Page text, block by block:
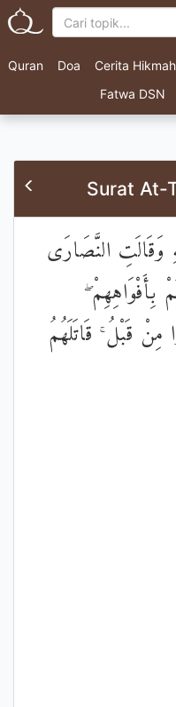
Quran Doa Cerita Hikmah
Fatwa DSN
Surat At-
وَقَالَتِ النَّصَارَى
بِأَفْوَاهِهِمْ
مِنْ قَبْلُ ۚ قَاتَلَهُمُ